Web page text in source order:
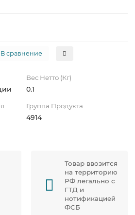
В сравнение
Вес Нетто (Кг)
0.1
Группа Продукта
4914
Товар ввозится
на территорию
РФ легально с
ГТД и
нотификацией
ФСБ